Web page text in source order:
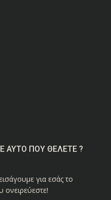
ΑΥΤΟ ΠΟΥ ΘΕΛΕΤΕ ?
για εσάς το
ονειρεύεστε!